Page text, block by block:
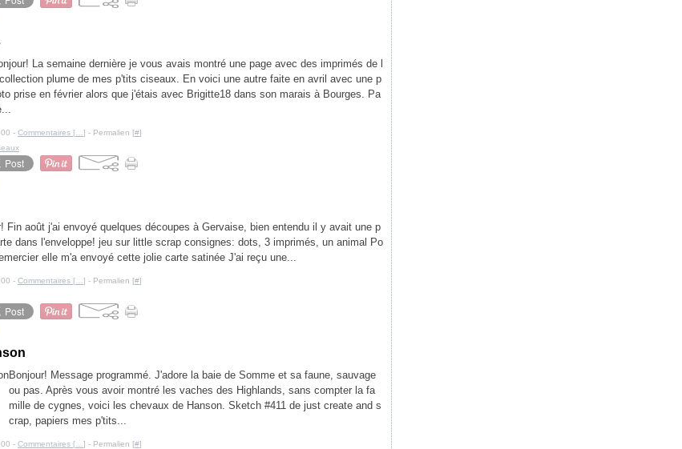
La semaine dernière je vous avais montré une page avec des imprimés de l
plume de mes p'tits ciseaux. En voici une autre faite en avril avec une p
prise en février alors que j'étais avec Brigitte18 dans son marais à Bourges. Pa
- Commentaires [ ] - Permalien [#]
Fin août j'ai envoyé quelques découpes à Gervaise, bien entendu il y avait une p
dans l'enveloppe! jeu sur little scrap consignes: dots, 3 imprimés, un animal Po
elle m'a envoyé cette jolie carte satinée J'ai reçu une...
- Commentaires [ ] - Permalien [#]
Bonjour! Message programmé. J'adore la baie de Somme et sa faune, sauvage
ou pas. Après vous avoir montré les vaches des Highlands, sans compter la fa
mille de cygnes, voici les chevaux de Hanson. Sketch #411 de just create and s
crap, papiers mes p'tits...
- Commentaires [ ] - Permalien [#]